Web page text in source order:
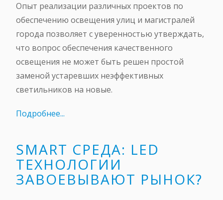
Опыт реализации различных проектов по
обеспечению освещения улиц и магистралей
города позволяет с уверенностью утверждать,
что вопрос обеспечения качественного
освещения не может быть решен простой
заменой устаревших неэффективных
светильников на новые.
Подробнее...
SMART СРЕДА: LED
ТЕХНОЛОГИИ
ЗАВОЕВЫВАЮТ РЫНОК?